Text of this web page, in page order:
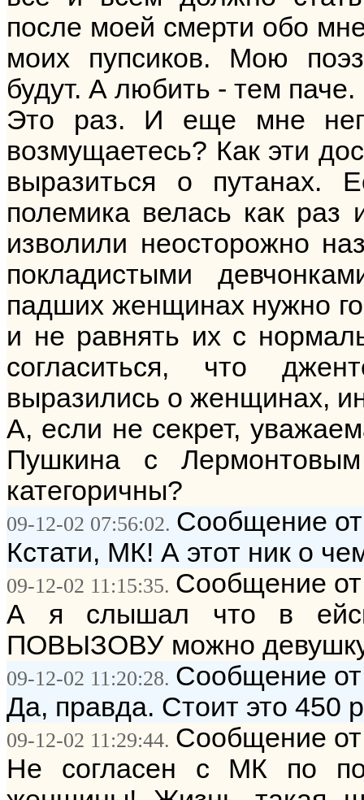
после моей смерти обо
моих пупсиков. Мою
будут. А любить - тем паче.
Это раз. И еще мне
возмущаетесь? Как эти
выразиться о путанах.
полемика велась как раз
изволили неосторожно
покладистыми
падших женщинах нужно
и не равнять их с
согласиться, что
выразились о женщинах,
А, если не секрет,
Пушкина с
категоричны?
09-12-02 07:56:02. Сообщение
Кстати, МК! А этот ник о
09-12-02 11:15:35. Сообщение
А я слышал что в
ПОВЫЗОВУ можно девушку
09-12-02 11:20:28. Сообщение
Да, правда. Стоит это 450
09-12-02 11:29:44. Сообщение
Не согласен с МК по